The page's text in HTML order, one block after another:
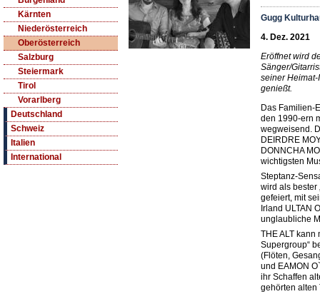
Kärnten
Niederösterreich
Oberösterreich
Salzburg
Steiermark
Tirol
Vorarlberg
Deutschland
Schweiz
Italien
International
Gugg
4. Dez. 2021
Eröffnet wird
Sänger/
seiner
genießt.
Das Familien-
den 1990-ern
wegweisend.
DEIRDRE
DONNCHA
wichtigsten
Steptanz-
wird als bester
gefeiert, mit
Irland ULTAN
unglaubliche
THE ALT kann
Supergroup“
(Flöten,
und EAMON
ihr Schaffen
gehörten alten